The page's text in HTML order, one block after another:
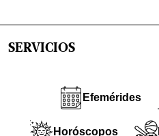
SERVICIOS
Efemérides
Horóscopos